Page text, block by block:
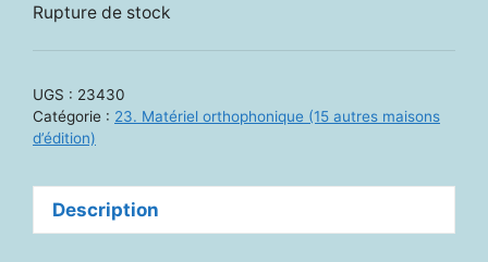
Rupture de stock
UGS : 23430
Catégorie : 23. Matériel orthophonique (15 autres maisons
d’édition)
Description